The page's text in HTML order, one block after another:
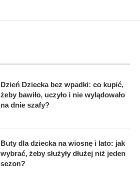
Dzień Dziecka bez wpadki: co kupić,
żeby bawiło, uczyło i nie wylądowało
na dnie szafy?
Buty dla dziecka na wiosnę i lato: jak
wybrać, żeby służyły dłużej niż jeden
sezon?